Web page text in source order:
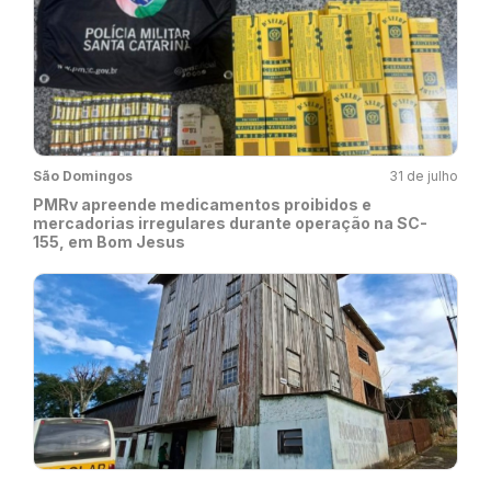
São Domingos 31 de julho
PMRv apreende medicamentos proibidos e
mercadorias irregulares durante operação na SC-
155, em Bom Jesus